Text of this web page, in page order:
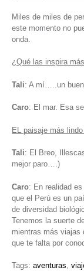
Miles de miles de
este momento no
onda.
¿Qué las inspira
Tali: A mí…..un
Caro: El mar. Esa
EL paisaje más
Tali: El Breo,
mejor paro….)
Caro: En realidad
que el Perú es un
de diversidad
Tenemos la suerte
mientras más viajas
que te falta por
Tags: aventuras,